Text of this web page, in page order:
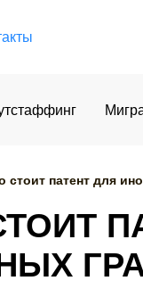
стоит патент для